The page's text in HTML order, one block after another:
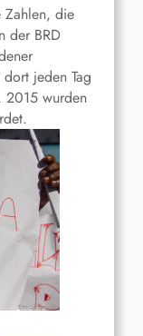
Zahlen, die
der BRD
jeden Tag
2015 wurden